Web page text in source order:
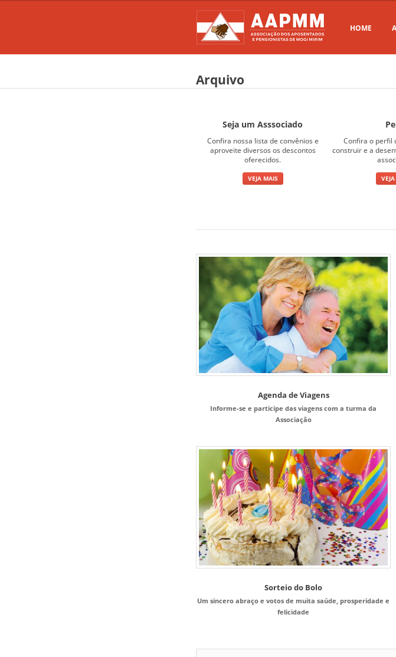
HOME
Arquivo
Seja um Asssociado
Confira nossa lista de convênios e
aproveite diversos os descontos
oferecidos.
VEJA MAIS
Confira o perfil
construir e a
Agenda de Viagens
Informe-se e participe das viagens com a turma da
Associação
Sorteio do Bolo
Um sincero abraço e votos de muita saúde, prosperidade e
felicidade